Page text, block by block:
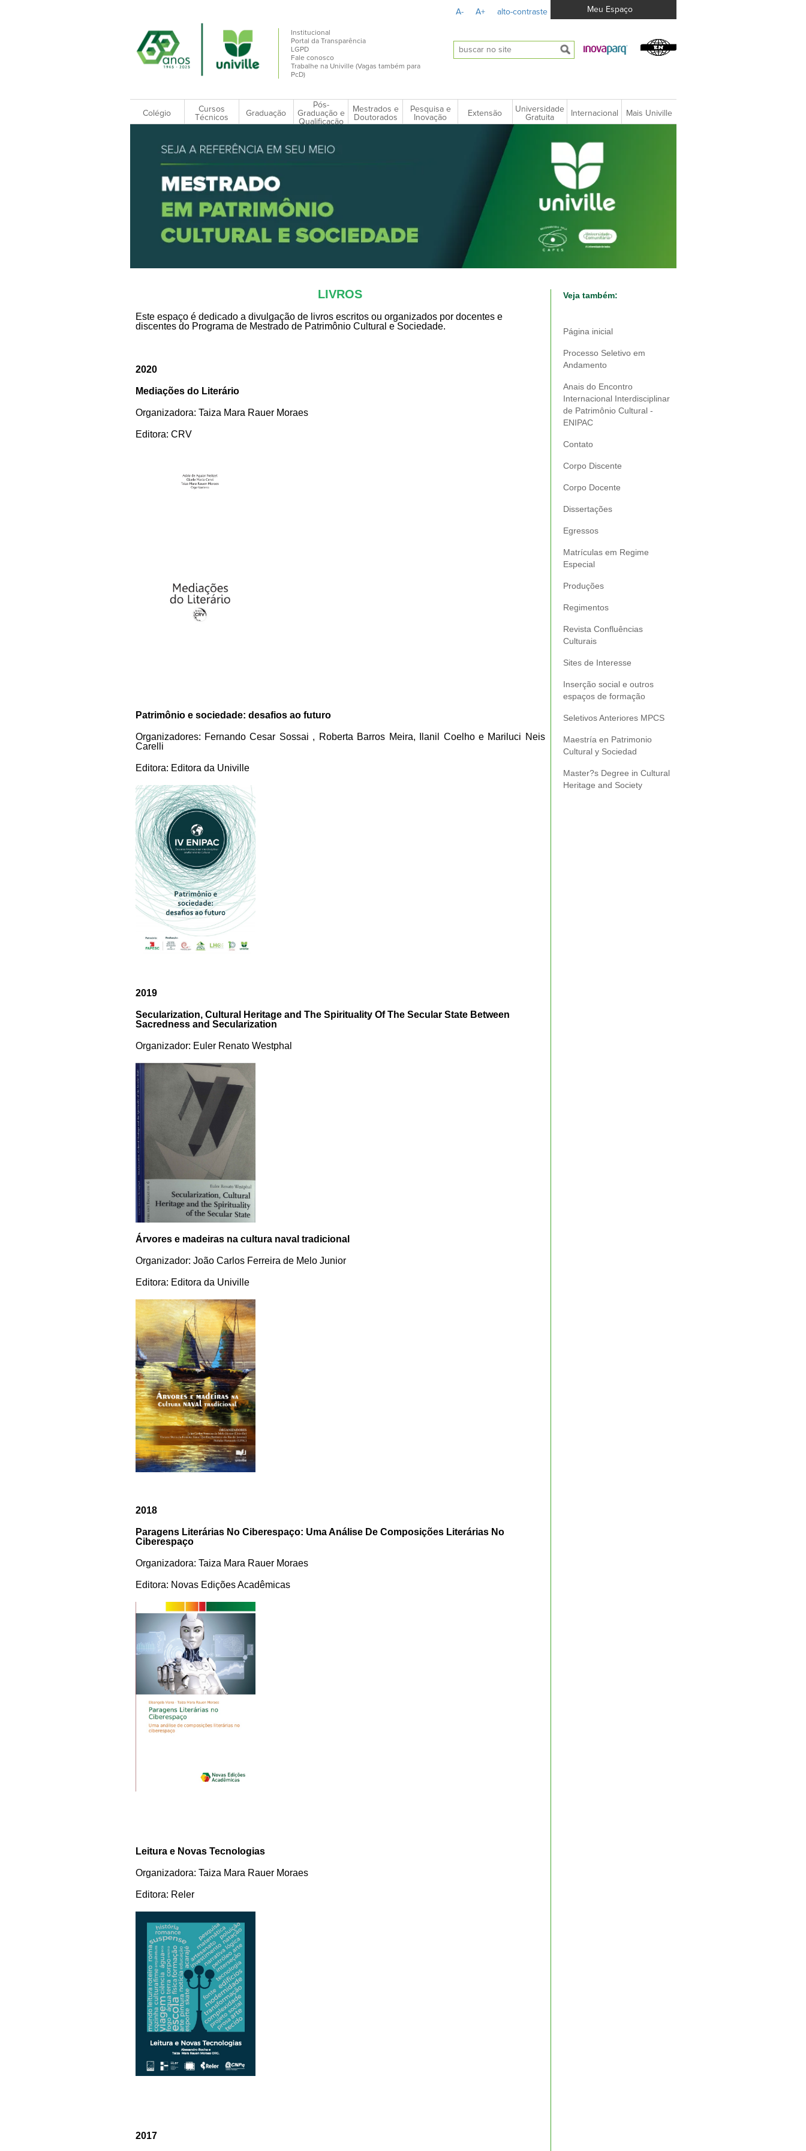
A- A+ alto-contraste Meu Espaço
Institucional
Portal da Transparência
LGPD
Fale conosco
Trabalhe na Univille (Vagas também para
PcD)
Colégio
Cursos
Técnicos
Graduação
Pós-
Graduação e
Qualificação
Mestrados e
Doutorados
Pesquisa e
Inovação
Extensão
Universidade
Gratuita
Internacional Mais Univille
LIVROS
Este espaço é dedicado a divulgação de livros escritos ou organizados por docentes e
discentes do Programa de Mestrado de Patrimônio Cultural e Sociedade.
2020
Mediações do Literário
Organizadora: Taiza Mara Rauer Moraes
Editora: CRV
Patrimônio e sociedade: desafios ao futuro
Organizadores: Fernando Cesar Sossai , Roberta Barros Meira, Ilanil Coelho e Mariluci Neis
Carelli
Editora: Editora da Univille
2019
Secularization, Cultural Heritage and The Spirituality Of The Secular State Between
Sacredness and Secularization
Organizador: Euler Renato Westphal
Árvores e madeiras na cultura naval tradicional
Organizador: João Carlos Ferreira de Melo Junior
Editora: Editora da Univille
2018
Paragens Literárias No Ciberespaço: Uma Análise De Composições Literárias No
Ciberespaço
Organizadora: Taiza Mara Rauer Moraes
Editora: Novas Edições Acadêmicas
Leitura e Novas Tecnologias
Organizadora: Taiza Mara Rauer Moraes
Editora: Reler
2017
Veja também:
Página inicial
Processo Seletivo em
Andamento
Anais do Encontro
Internacional Interdisciplinar
de Patrimônio Cultural -
ENIPAC
Contato
Corpo Discente
Corpo Docente
Dissertações
Egressos
Matrículas em Regime
Especial
Produções
Regimentos
Revista Confluências
Culturais
Sites de Interesse
Inserção social e outros
espaços de formação
Seletivos Anteriores MPCS
Maestría en Patrimonio
Cultural y Sociedad
Master?s Degree in Cultural
Heritage and Society